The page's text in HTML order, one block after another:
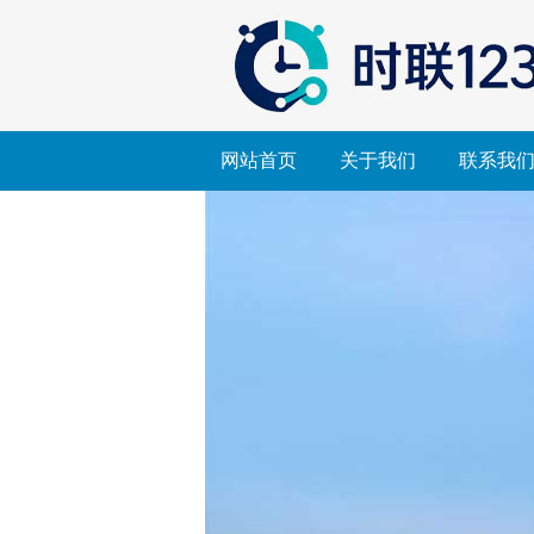
网站首页 关于我们 联系我们